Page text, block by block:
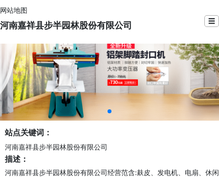
网站地图
河南嘉祥县步半园林股份有限公司 ☰
站点关键词：
河南嘉祥县步半园林股份有限公司
描述：
河南嘉祥县步半园林股份有限公司经营范含:麸皮、发电机、电扇、休闲